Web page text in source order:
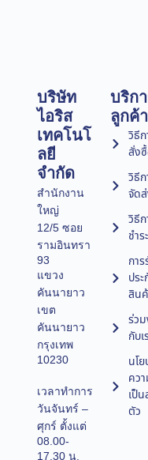
บริษัท
ไอริส
เทคโนโ
ลยี
จำกัด
สำนักงาน
ใหญ่
12/5 ซอย
รามอินทรา
93
แขวง
คันนายาว
เขต
คันนายาว
กรุงเทพ
10230
เวลาทำการ
วันจันทร์ –
ศุกร์ ตั้งแต่
08.00-
17.30 น.
บริก
ลูกค้า
วิธี
สั่ง
วิธี
จัด
วิธี
ชำร
กา
ปร
สิน
ร่ว
กับเ
นโ
คว
เป็
ตัว